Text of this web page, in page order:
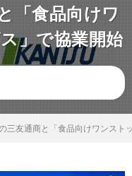
「食品向けワ
」で協業開始
三友通商と「食品向けワンスト